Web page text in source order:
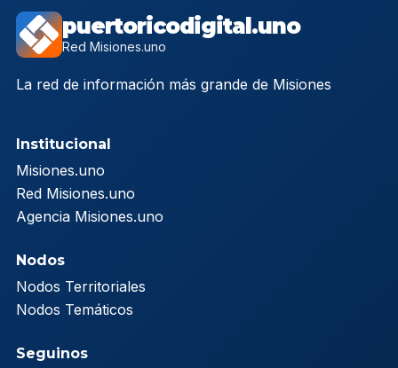
puertoricodigital.uno
Red Misiones.uno
La red de información más grande de Misiones
Institucional
Misiones.uno
Red Misiones.uno
Agencia Misiones.uno
Nodos
Nodos Territoriales
Nodos Temáticos
Seguinos